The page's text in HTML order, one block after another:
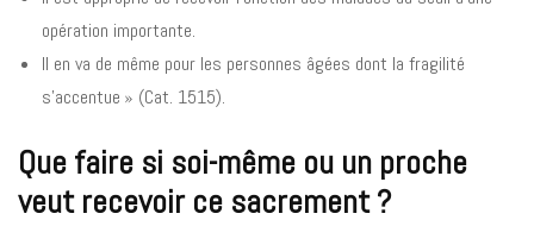
opération importante.
Il en va de même pour les personnes âgées dont la fragilité
s’accentue » (Cat. 1515).
Que faire si soi-même ou un proche
veut recevoir ce sacrement ?